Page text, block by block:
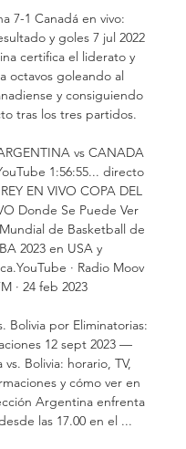
7-1 Canadá en vivo:
y goles 7 jul 2022
certifica el liderato y
octavos goleando al
y consiguiendo
tras los tres partidos.
vs CANADA
1:56:55... directo
EN VIVO COPA DEL
Donde Se Puede Ver
de Basketball de
2023 en USA y
· Radio Moov
· 24 feb 2023
Bolivia por Eliminatorias:
12 sept 2023 —
Bolivia: horario, TV,
y cómo ver en
Argentina enfrenta
las 17.00 en el ...